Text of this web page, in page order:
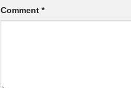
Comment *